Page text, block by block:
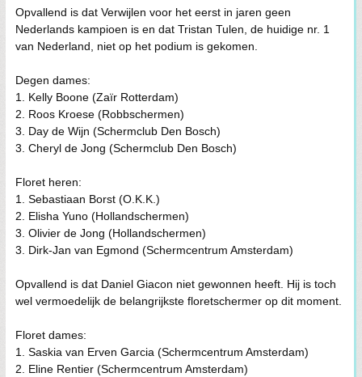
Opvallend is dat Verwijlen voor het eerst in jaren geen
Nederlands kampioen is en dat Tristan Tulen, de huidige nr. 1
van Nederland, niet op het podium is gekomen.
Degen dames:
1. Kelly Boone (Zaïr Rotterdam)
2. Roos Kroese (Robbschermen)
3. Day de Wijn (Schermclub Den Bosch)
3. Cheryl de Jong (Schermclub Den Bosch)
Floret heren:
1. Sebastiaan Borst (O.K.K.)
2. Elisha Yuno (Hollandschermen)
3. Olivier de Jong (Hollandschermen)
3. Dirk-Jan van Egmond (Schermcentrum Amsterdam)
Opvallend is dat Daniel Giacon niet gewonnen heeft. Hij is toch
wel vermoedelijk de belangrijkste floretschermer op dit moment.
Floret dames:
1. Saskia van Erven Garcia (Schermcentrum Amsterdam)
2. Eline Rentier (Schermcentrum Amsterdam)